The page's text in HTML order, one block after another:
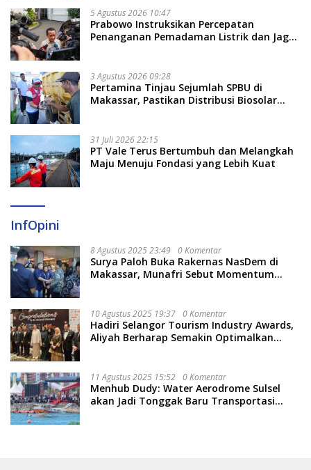
5 Agustus 2026 10:47
Prabowo Instruksikan Percepatan
Penanganan Pemadaman Listrik dan Jaga
3 Agustus 2026 09:28
Pertamina Tinjau Sejumlah SPBU di
Makassar, Pastikan Distribusi Biosolar
31 Juli 2026 22:15
PT Vale Terus Bertumbuh dan Melangkah
Maju Menuju Fondasi yang Lebih Kuat
InfOpini
8 Agustus 2025 23:49 0 Komentar
Surya Paloh Buka Rakernas NasDem di
Makassar, Munafri Sebut Momentum
10 Agustus 2025 19:37 0 Komentar
Hadiri Selangor Tourism Industry Awards,
Aliyah Berharap Semakin Optimalkan
11 Agustus 2025 15:52 0 Komentar
Menhub Dudy: Water Aerodrome Sulsel
akan Jadi Tonggak Baru Transportasi